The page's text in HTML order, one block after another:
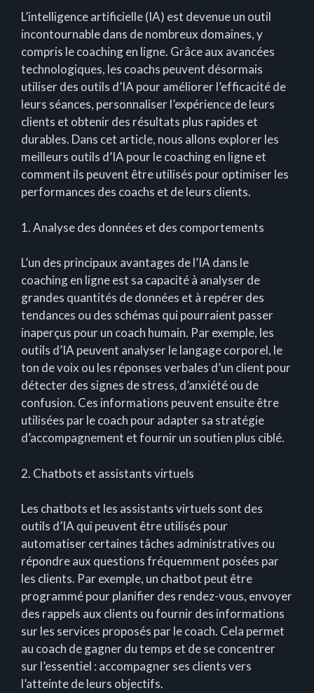
L’intelligence artificielle (IA) est devenue un outil
incontournable dans de nombreux domaines, y
compris le coaching en ligne. Grâce aux avancées
technologiques, les coachs peuvent désormais
utiliser des outils d’IA pour améliorer l’efficacité de
leurs séances, personnaliser l’expérience de leurs
clients et obtenir des résultats plus rapides et
durables. Dans cet article, nous allons explorer les
meilleurs outils d’IA pour le coaching en ligne et
comment ils peuvent être utilisés pour optimiser les
performances des coachs et de leurs clients.
1. Analyse des données et des comportements
L’un des principaux avantages de l’IA dans le
coaching en ligne est sa capacité à analyser de
grandes quantités de données et à repérer des
tendances ou des schémas qui pourraient passer
inaperçus pour un coach humain. Par exemple, les
outils d’IA peuvent analyser le langage corporel, le
ton de voix ou les réponses verbales d’un client pour
détecter des signes de stress, d’anxiété ou de
confusion. Ces informations peuvent ensuite être
utilisées par le coach pour adapter sa stratégie
d’accompagnement et fournir un soutien plus ciblé.
2. Chatbots et assistants virtuels
Les chatbots et les assistants virtuels sont des
outils d’IA qui peuvent être utilisés pour
automatiser certaines tâches administratives ou
répondre aux questions fréquemment posées par
les clients. Par exemple, un chatbot peut être
programmé pour planifier des rendez-vous, envoyer
des rappels aux clients ou fournir des informations
sur les services proposés par le coach. Cela permet
au coach de gagner du temps et de se concentrer
sur l’essentiel : accompagner ses clients vers
l’atteinte de leurs objectifs.